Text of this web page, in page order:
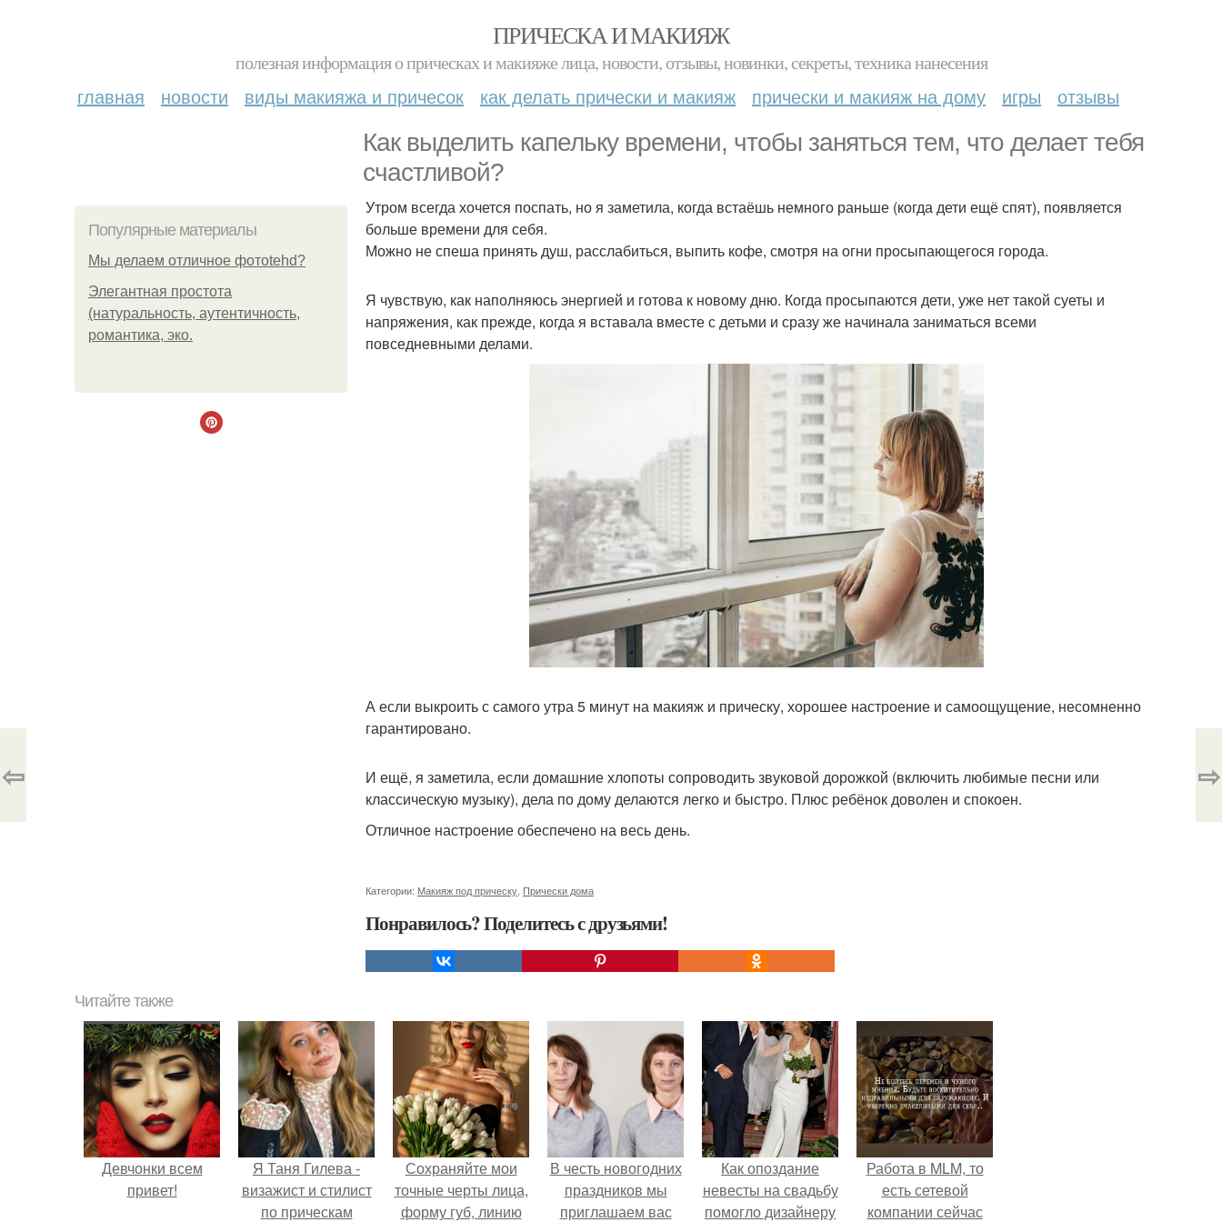
ПРИЧЕСКА И МАКИЯЖ
полезная информация о прическах и макияже лица, новости, отзывы, новинки, секреты, техника нанесения
главная новости виды макияжа и причесок как делать прически и макияж прически и макияж на дому игры отзывы
Как выделить капельку времени, чтобы заняться тем, что делает тебя
счастливой?
Популярные материалы
Мы делаем отличное фотоtehd?
Элегантная простота
(натуральность, аутентичность,
романтика, эко.
Утром всегда хочется поспать, но я заметила, когда встаёшь немного раньше (когда дети ещё спят), появляется
больше времени для себя.
Можно не спеша принять душ, расслабиться, выпить кофе, смотря на огни просыпающегося города.
Я чувствую, как наполняюсь энергией и готова к новому дню. Когда просыпаются дети, уже нет такой суеты и
напряжения, как прежде, когда я вставала вместе с детьми и сразу же начинала заниматься всеми
повседневными делами.
А если выкроить с самого утра 5 минут на макияж и прическу, хорошее настроение и самоощущение, несомненно
гарантировано.
И ещё, я заметила, если домашние хлопоты сопроводить звуковой дорожкой (включить любимые песни или
классическую музыку), дела по дому делаются легко и быстро. Плюс ребёнок доволен и спокоен.
Отличное настроение обеспечено на весь день.
Категории: Макияж под прическу Прически дома
Понравилось? Поделитесь с друзьями!
⇦ ⇨
Читайте также
Девчонки всем
привет!
Я Таня Гилева -
визажист и стилист
по прическам
Сохраняйте мои
точные черты лица,
форму губ, линию
В честь новогодних
праздников мы
приглашаем вас
Как опоздание
невесты на свадьбу
помогло дизайнеру
Работа в MLM, то
есть сетевой
компании сейчас